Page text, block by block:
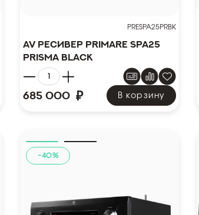
PRESPA25PRBK
AV ресивер PRIMARE SPA25
Prisma Black
685 000 ₽ В корзину
-40%